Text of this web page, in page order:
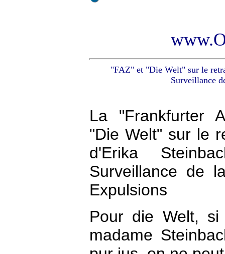
"FAZ" et "Die Welt" sur le
Surveillance
La "Frankfurter
"Die Welt" sur le
d'Erika
Surveillance de
Expulsions
Pour die Welt,
madame